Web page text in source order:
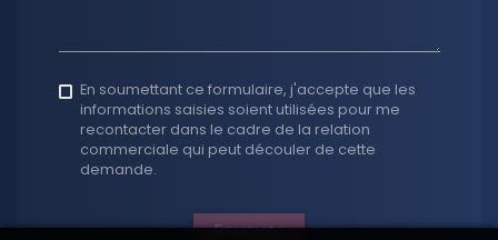
En soumettant ce formulaire, j'accepte que les
informations saisies soient utilisées pour me
recontacter dans le cadre de la relation
commerciale qui peut découler de cette
demande.
Envoyer